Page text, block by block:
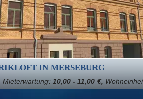
IN MERSEBURG
Mieterwartung: 10,00 - 11,00 €,